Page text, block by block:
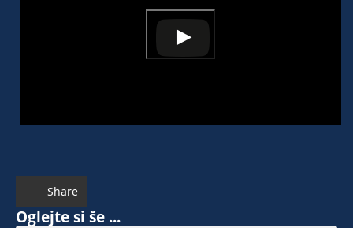
Share
Oglejte si še ...